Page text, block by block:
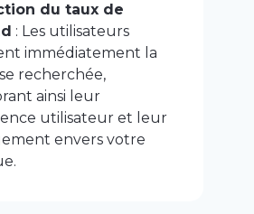
du taux de
: Les utilisateurs
immédiatement la
recherchée,
ainsi leur
utilisateur et leur
envers votre